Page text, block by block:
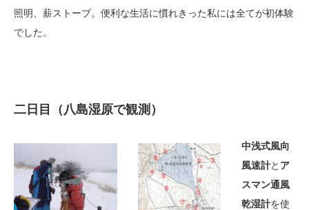
照明、薪ストーブ。便利な生活に慣れきった私には全てが初体験
でした。
二日目（八島湿原で観測）
中浅式風向
風速計と ア
スマン通風
乾湿計を使